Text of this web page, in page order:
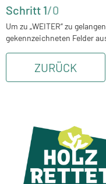
Schritt 1/0
Um zu „WEITER“ zu
gekennzeichneten Felder
ZURÜCK